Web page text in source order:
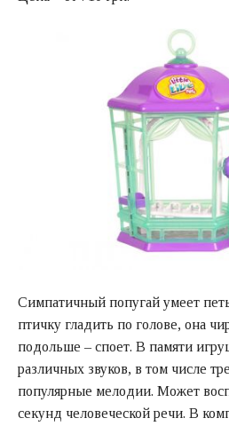
Симпатичный попугай умеет
птичку гладить по голове, она
подольше – споет. В памяти
различных звуков, в том числе
популярные мелодии. Может
секунд человеческой речи. В